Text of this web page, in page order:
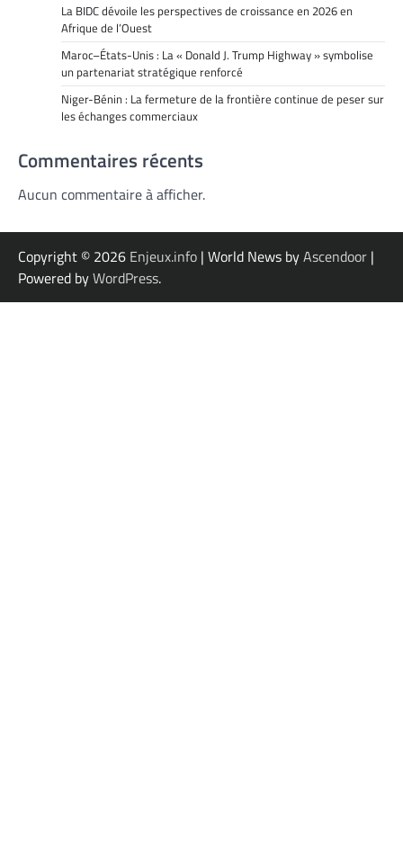
La BIDC dévoile les perspectives de croissance en 2026 en
Afrique de l’Ouest
Maroc–États-Unis : La « Donald J. Trump Highway » symbolise
un partenariat stratégique renforcé
Niger-Bénin : La fermeture de la frontière continue de peser sur
les échanges commerciaux
Commentaires récents
Aucun commentaire à afficher.
Copyright © 2026 Enjeux.info | World News byAscendoor |
Powered byWordPress.